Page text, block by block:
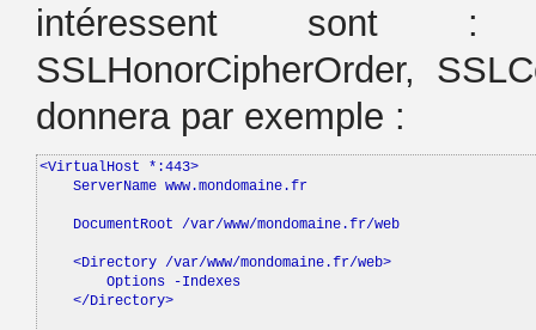
intéressent sont :
SSLHonorCipherOrder,
donnera par exemple :
<VirtualHost *:443>
    ServerName www.mondomaine.fr
    DocumentRoot /var/www/mondomaine.fr/web
    <Directory /var/www/mondomaine.fr/web>
        Options -Indexes
    </Directory>